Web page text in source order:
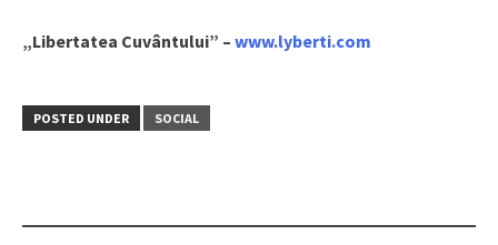
„Libertatea Cuvântului” – www.lyberti.com
POSTED UNDER SOCIAL